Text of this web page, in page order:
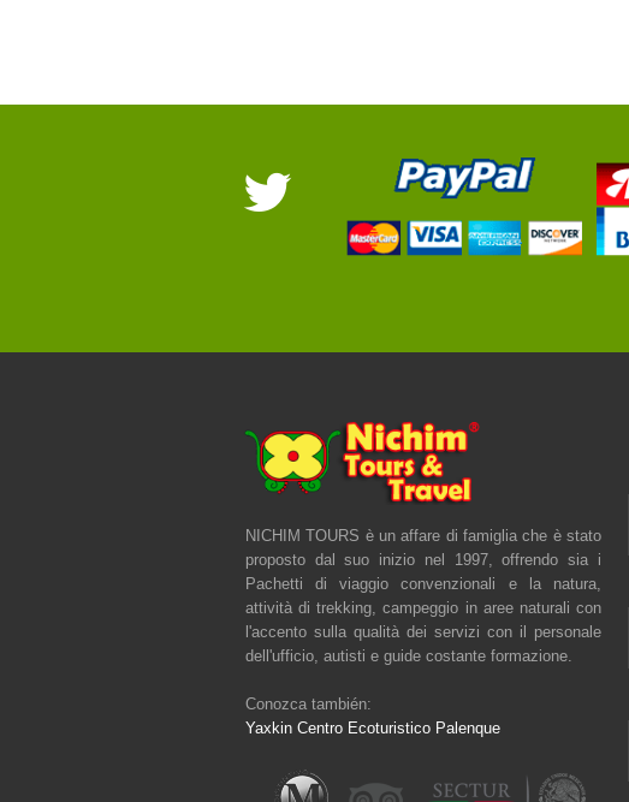
NICHIM TOURS è un affare di famiglia che è stato
proposto dal suo inizio nel 1997, offrendo sia i
Pachetti di viaggio convenzionali e la natura,
attività di trekking, campeggio in aree naturali con
l'accento sulla qualità dei servizi con il personale
dell'ufficio, autisti e guide costante formazione.
Conozca también:
Yaxkin Centro Ecoturistico Palenque